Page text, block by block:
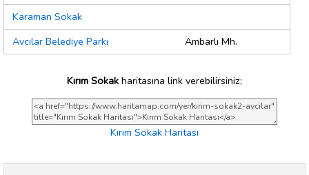
Karaman Sokak
Avcılar Belediye Parkı
Ambarlı Mh.
Kırım Sokak haritasına link verebilirsiniz;
Kırım Sokak Haritası